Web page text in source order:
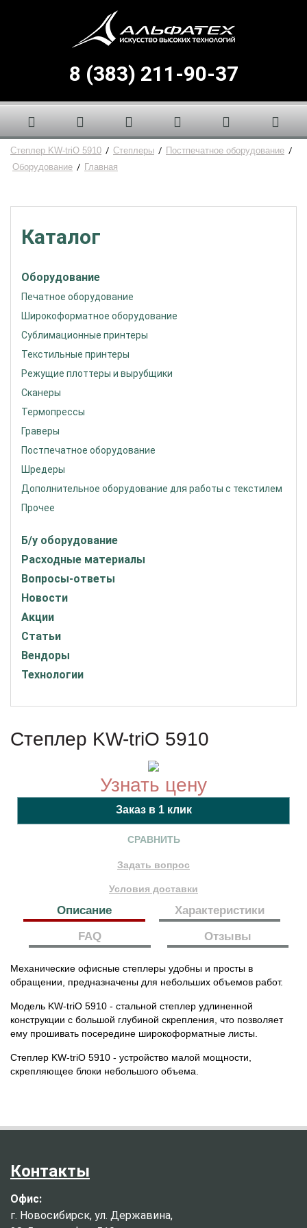
8 (383) 211-90-37
Степлер KW-triO 5910 / Степлеры / Постпечатное оборудование /
Оборудование / Главная
Каталог
Оборудование
Печатное оборудование
Широкоформатное оборудование
Сублимационные принтеры
Текстильные принтеры
Режущие плоттеры и вырубщики
Сканеры
Термопрессы
Граверы
Постпечатное оборудование
Шредеры
Дополнительное оборудование для работы с текстилем
Прочее
Б/у оборудование
Расходные материалы
Вопросы-ответы
Новости
Акции
Статьи
Вендоры
Технологии
Степлер KW-triO 5910
Узнать цену
СРАВНИТЬ
Задать вопрос
Условия доставки
Описание
Характеристики
FAQ
Отзывы
Механические офисные степлеры удобны и просты в
обращении, предназначены для небольших объемов работ.
Модель KW-triO 5910 - стальной степлер удлиненной
конструкции с большой глубиной скрепления, что позволяет
ему прошивать посередине широкоформатные листы.
Степлер KW-triO 5910 - устройство малой мощности,
скрепляющее блоки небольшого объема.
Контакты
Офис:
г. Новосибирск, ул. Державина,